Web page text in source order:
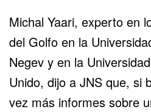
Michal Yaari, experto en
del Golfo en la
Negev y en la
Unido, dijo a JNS que, si
vez más informes sobre